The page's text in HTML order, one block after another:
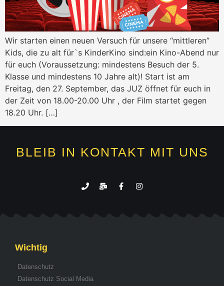
Wir starten einen neuen Versuch für unsere “mittleren”
Kids, die zu alt für`s KinderKino sind:ein Kino-Abend nur
für euch (Voraussetzung: mindestens Besuch der 5.
Klasse und mindestens 10 Jahre alt)! Start ist am
Freitag, den 27. September, das JUZ öffnet für euch in
der Zeit von 18.00-20.00 Uhr , der Film startet gegen
18.20 Uhr. […]
BLEIB IN KONTAKT MIT UNS
Wichtig
Datenschutz
Datenschutz Social Media